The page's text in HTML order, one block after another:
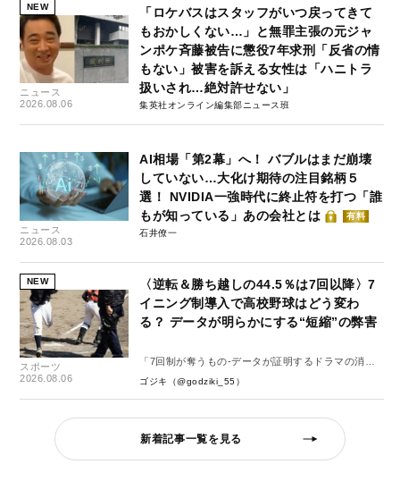
NEW
ニュース
2026.08.06
「ロケバスはスタッフがいつ戻ってきて
もおかしくない…」と無罪主張の元ジャ
ンポケ斉藤被告に懲役7年求刑「反省の情
もない」被害を訴える女性は「ハニトラ
扱いされ…絶対許せない」
集英社オンライン編集部ニュース班
ニュース
2026.08.03
AI相場「第2幕」へ！ バブルはまだ崩壊
していない…大化け期待の注目銘柄５
選！ NVIDIA一強時代に終止符を打つ「誰
もが知っている」あの会社とは
有料
石井僚一
NEW
スポーツ
2026.08.06
〈逆転＆勝ち越しの44.5％は7回以降〉7
イニング制導入で高校野球はどう変わ
る？ データが明らかにする“短縮”の弊害
「7回制が奪うもの-データが証明するドラマの消
失-」
ゴジキ（@godziki_55）
新着記事一覧を見る